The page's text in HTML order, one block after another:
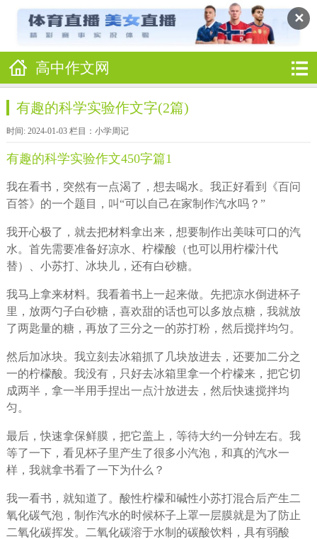
✕
高中作文网
有趣的科学实验作文字(2篇)
时间: 2024-01-03 栏目： 小学周记
有趣的科学实验作文450字篇1
我在看书，突然有一点渴了，想去喝水。我正好看到《百问
百答》的一个题目，叫“可以自己在家制作汽水吗？”
我开心极了，就去把材料拿出来，想要制作出美味可口的汽
水。首先需要准备好凉水、柠檬酸（也可以用柠檬汁代
替）、小苏打、冰块儿，还有白砂糖。
我马上拿来材料。我看着书上一起来做。先把凉水倒进杯子
里，放两勺子白砂糖，喜欢甜的话也可以多放点糖，我就放
了两匙量的糖，再放了三分之一的苏打粉，然后搅拌均匀。
然后加冰块。我立刻去冰箱抓了几块放进去，还要加二分之
一的柠檬酸。我没有，只好去冰箱里拿一个柠檬来，把它切
成两半，拿一半用手捏出一点汁放进去，然后快速搅拌均
匀。
最后，快速拿保鲜膜，把它盖上，等待大约一分钟左右。我
等了一下，看见杯子里产生了很多小汽泡，和真的汽水一
样，我就拿书看了一下为什么？
我一看书，就知道了。酸性柠檬和碱性小苏打混合后产生二
氧化碳气泡，制作汽水的时候杯子上罩一层膜就是为了防止
二氧化碳挥发。二氧化碳溶于水制的碳酸饮料，具有弱酸